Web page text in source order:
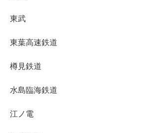
東武
東葉高速鉄道
樽見鉄道
水島臨海鉄道
江ノ電